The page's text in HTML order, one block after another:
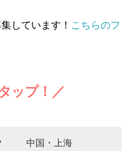
しています！ こちらのフ
ップ！／
中国・上海